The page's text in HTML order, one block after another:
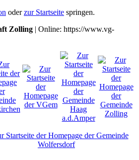
oderzur Startseite springen.
Zolling | Online: https://www.vg-